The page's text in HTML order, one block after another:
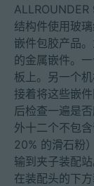
结构件使用玻
嵌件包胶产品
的金属嵌件。
板上。另一个
接着将这些嵌
后检查一遍是
外十二个不包
20% 的滑石粉
输到夹子装配
在装配头的下